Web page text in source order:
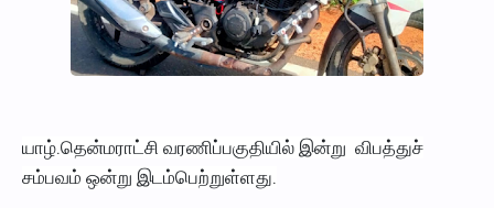
யாழ்.தென்மராட்சி வரணிப்பகுதியில் இன்று விபத்துச்
சம்பவம் ஒன்று இடம்பெற்றுள்ளது.